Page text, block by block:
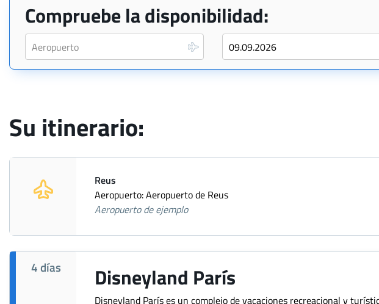
Compruebe la disponibilidad:
Su itinerario:
Reus
Aeropuerto: Aeropuerto de Reus
Aeropuerto de ejemplo
4 días Disneyland París
Disneyland París es un complejo de vacaciones recreacional y